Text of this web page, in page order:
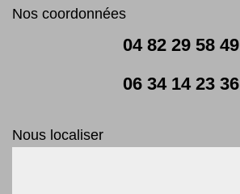
Nos coordonnées
04 82 29 58 49
06 34 14 23 36
Nous localiser